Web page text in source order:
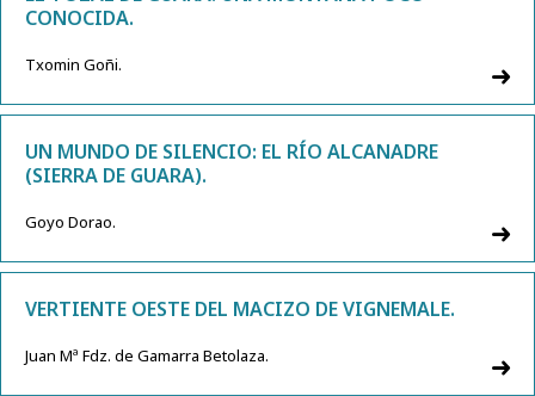
CONOCIDA.
Txomin Goñi.
UN MUNDO DE SILENCIO: EL RÍO ALCANADRE
(SIERRA DE GUARA).
Goyo Dorao.
VERTIENTE OESTE DEL MACIZO DE VIGNEMALE.
Juan Mª Fdz. de Gamarra Betolaza.